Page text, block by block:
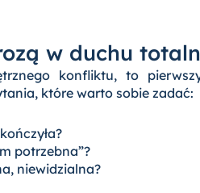
w duchu
konfliktu, to
które warto sobie zadać:
potrzebna”?
niewidzialna?